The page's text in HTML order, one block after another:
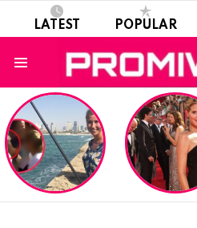
LATEST POPULAR
LATEST
STORIES